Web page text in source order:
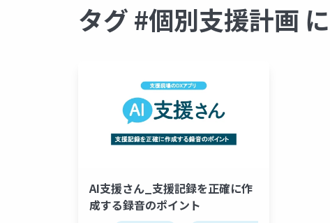
タグ #個別支援計画
AI支援さん_支援記録を正確に作
成する録音のポイント